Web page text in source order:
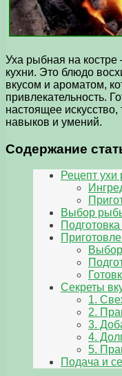
Уха рыбная на костре
кухни. Это блюдо
вкусом и ароматом,
привлекательность.
настоящее
навыков и умений.
Содержание
Рецепт ухи
Выбор
Подготовка
Секреты
1.
2.
3.
4.
5.
Подача и